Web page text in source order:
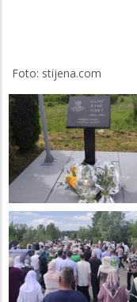
Foto: stijena.com